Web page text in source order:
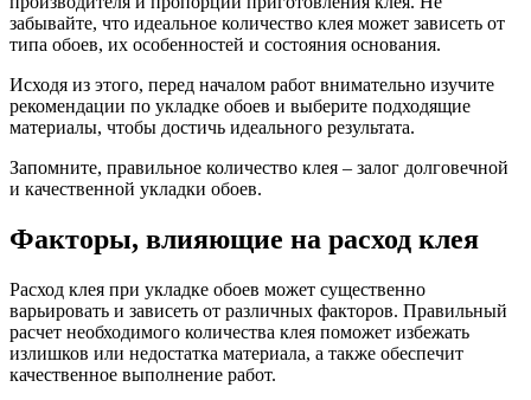
забывайте, что идеальное количество клея может зависеть от
типа обоев, их особенностей и состояния основания.
Исходя из этого, перед началом работ внимательно изучите
рекомендации по укладке обоев и выберите подходящие
материалы, чтобы достичь идеального результата.
Запомните, правильное количество клея – залог долговечной
и качественной укладки обоев.
Факторы, влияющие на расход клея
Расход клея при укладке обоев может существенно
варьировать и зависеть от различных факторов. Правильный
расчет необходимого количества клея поможет избежать
излишков или недостатка материала, а также обеспечит
качественное выполнение работ.